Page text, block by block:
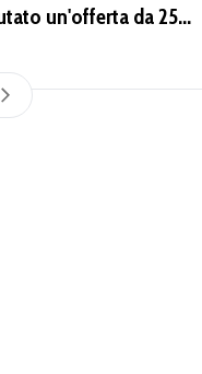
un'offerta da 25
di bonus